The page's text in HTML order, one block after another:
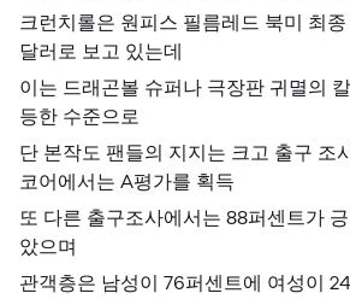
크런치롤은 원피스 필름레드 북미 최
달러로 보고 있는데
이는 드래곤볼 슈퍼나 극장판 귀멸의
등한 수준으로
단 본작도 팬들의 지지는 크고 출구 조
코어에서는 A평가를 획득
또 다른 출구조사에서는 88퍼센트가
았으며
관객층은 남성이 76퍼센트에 여성이